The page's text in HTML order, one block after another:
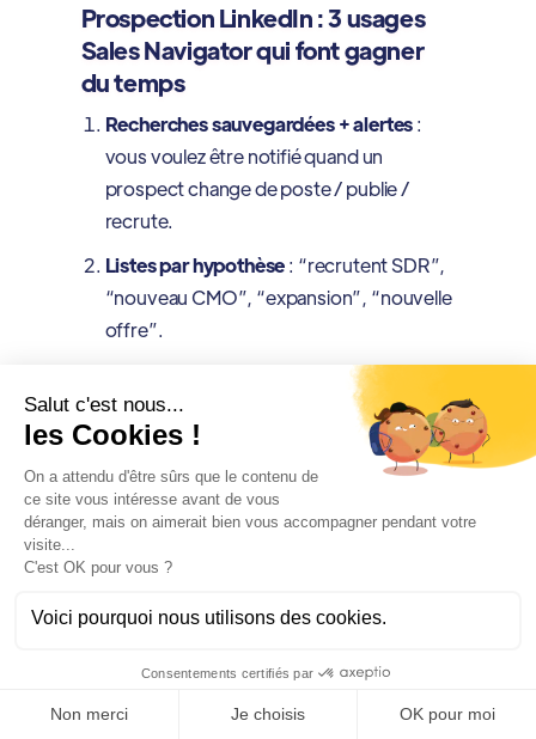
Prospection LinkedIn : 3 usages
Sales Navigator qui font gagner
du temps
Recherches sauvegardées + alertes:
vous voulez être notifié quand un
prospect change de poste / publie /
recrute.
Listes par hypothèse: “recrutent SDR”,
“nouveau CMO”, “expansion”, “nouvelle
offre”.
: add →
score → warm-up → DM → follow-up.
Le point clé : Sales Nav n’est pas juste un
outil de ciblage, c’est un outil de timing.
Mesurer ce qui compte
(RDV qualifiés, pas vanity
metrics)
Laprospection LinkedInest souvent pilotée